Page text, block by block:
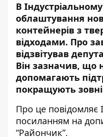
В
облаштування
контейнерів з
відходами. Про
відзвітував
Він зазначив, що
допомагають
покращують
Про це повідомляє
посиланням на
“Райончик”.